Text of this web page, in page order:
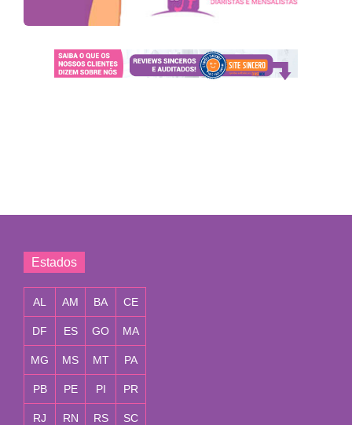
Estados
AL AM BA CE
DF ES GO MA
MG MS MT PA
PB PE PI PR
RJ RN RS SC